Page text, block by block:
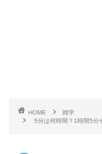
HOME
雑学
5分は何時間？1時間5分